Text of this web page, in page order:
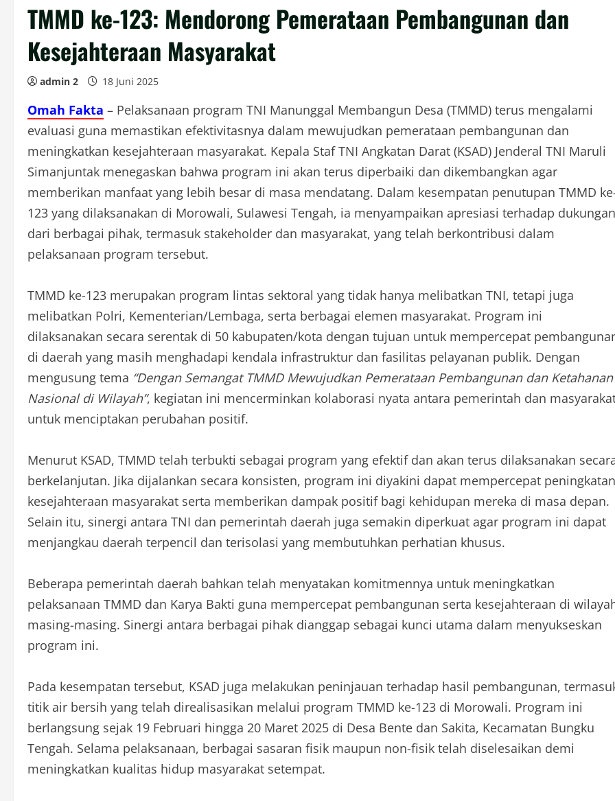
TMMD ke-123: Mendorong Pemerataan Pembangunan dan
Kesejahteraan Masyarakat
admin 2 18 Juni 2025
Omah Fakta – Pelaksanaan program TNI Manunggal Membangun Desa (TMMD) terus mengalami
evaluasi guna memastikan efektivitasnya dalam mewujudkan pemerataan pembangunan dan
meningkatkan kesejahteraan masyarakat. Kepala Staf TNI Angkatan Darat (KSAD) Jenderal TNI Maruli
Simanjuntak menegaskan bahwa program ini akan terus diperbaiki dan dikembangkan agar
memberikan manfaat yang lebih besar di masa mendatang. Dalam kesempatan penutupan TMMD
123 yang dilaksanakan di Morowali, Sulawesi Tengah, ia menyampaikan apresiasi terhadap dukungan
dari berbagai pihak, termasuk stakeholder dan masyarakat, yang telah berkontribusi dalam
pelaksanaan program tersebut.
TMMD ke-123 merupakan program lintas sektoral yang tidak hanya melibatkan TNI, tetapi juga
melibatkan Polri, Kementerian/Lembaga, serta berbagai elemen masyarakat. Program ini
dilaksanakan secara serentak di 50 kabupaten/kota dengan tujuan untuk mempercepat
di daerah yang masih menghadapi kendala infrastruktur dan fasilitas pelayanan publik. Dengan
mengusung tema “Dengan Semangat TMMD Mewujudkan Pemerataan Pembangunan dan Ketahanan
Nasional di Wilayah”, kegiatan ini mencerminkan kolaborasi nyata antara pemerintah dan
untuk menciptakan perubahan positif.
Menurut KSAD, TMMD telah terbukti sebagai program yang efektif dan akan terus dilaksanakan
berkelanjutan. Jika dijalankan secara konsisten, program ini diyakini dapat mempercepat peningkatan
kesejahteraan masyarakat serta memberikan dampak positif bagi kehidupan mereka di masa depan.
Selain itu, sinergi antara TNI dan pemerintah daerah juga semakin diperkuat agar program ini dapat
menjangkau daerah terpencil dan terisolasi yang membutuhkan perhatian khusus.
Beberapa pemerintah daerah bahkan telah menyatakan komitmennya untuk meningkatkan
pelaksanaan TMMD dan Karya Bakti guna mempercepat pembangunan serta kesejahteraan di
masing-masing. Sinergi antara berbagai pihak dianggap sebagai kunci utama dalam menyukseskan
program ini.
Pada kesempatan tersebut, KSAD juga melakukan peninjauan terhadap hasil pembangunan,
titik air bersih yang telah direalisasikan melalui program TMMD ke-123 di Morowali. Program ini
berlangsung sejak 19 Februari hingga 20 Maret 2025 di Desa Bente dan Sakita, Kecamatan Bungku
Tengah. Selama pelaksanaan, berbagai sasaran fisik maupun non-fisik telah diselesaikan demi
meningkatkan kualitas hidup masyarakat setempat.